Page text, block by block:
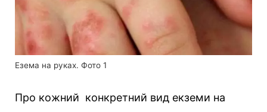
Езема на руках. Фото 1
Про кожний конкретний вид екземи на